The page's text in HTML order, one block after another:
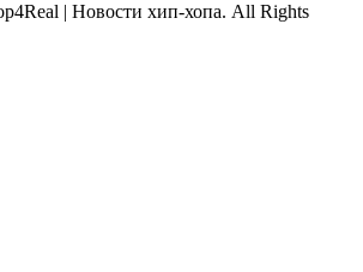
| Новости хип-хопа. All Rights